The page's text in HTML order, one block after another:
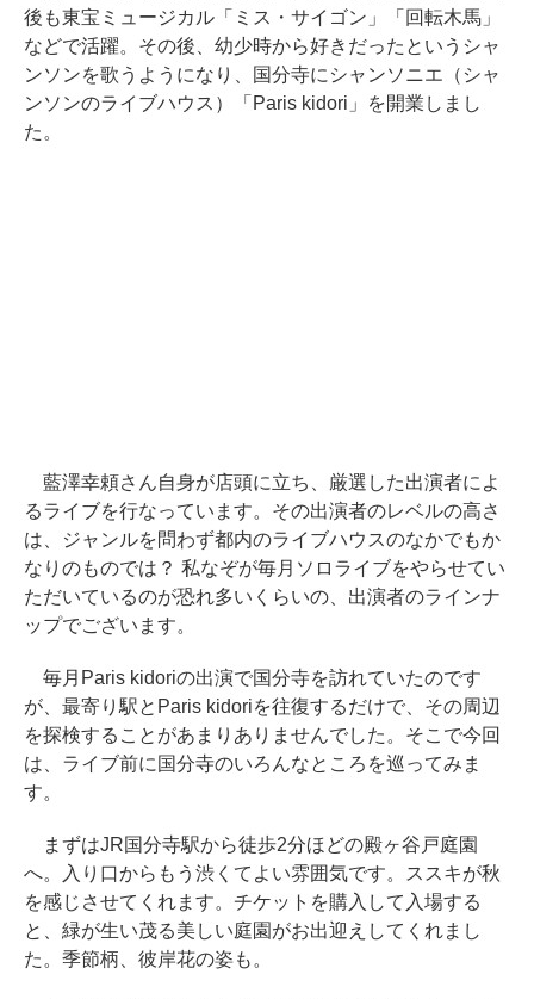
後も東宝ミュージカル「ミス・サイゴン」「回転木馬」
などで活躍。その後、幼少時から好きだったというシャ
ンソンを歌うようになり、国分寺にシャンソニエ（シャ
ンソンのライブハウス）「Paris kidori」を開業しまし
た。
藍澤幸頼さん自身が店頭に立ち、厳選した出演者によ
るライブを行なっています。その出演者のレベルの高さ
は、ジャンルを問わず都内のライブハウスのなかでもか
なりのものでは？ 私なぞが毎月ソロライブをやらせてい
ただいているのが恐れ多いくらいの、出演者のラインナ
ップでございます。
毎月Paris kidoriの出演で国分寺を訪れていたのです
が、最寄り駅とParis kidoriを往復するだけで、その周辺
を探検することがあまりありませんでした。そこで今回
は、ライブ前に国分寺のいろんなところを巡ってみま
す。
まずはJR国分寺駅から徒歩2分ほどの殿ヶ谷戸庭園
へ。入り口からもう渋くてよい雰囲気です。ススキが秋
を感じさせてくれます。チケットを購入して入場する
と、緑が生い茂る美しい庭園がお出迎えしてくれまし
た。季節柄、彼岸花の姿も。